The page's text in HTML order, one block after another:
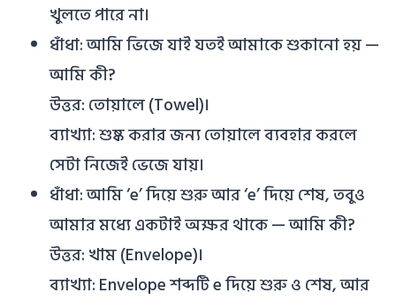
খুলতে পারে না।
ধাঁধা: আমি ভিজে যাই যতই আমাকে শুকানো হয় —
আমি কী?
উত্তর: তোয়ালে (Towel)।
ব্যাখ্যা: শুষ্ক করার জন্য তোয়ালে ব্যবহার করলে
সেটা নিজেই ভেজে যায়।
ধাঁধা: আমি ‘e’ দিয়ে শুরু আর ‘e’ দিয়ে শেষ, তবুও
আমার মধ্যে একটাই অক্ষর থাকে — আমি কী?
উত্তর: খাম (Envelope)।
ব্যাখ্যা: Envelope শব্দটি e দিয়ে শুরু ও শেষ, আর